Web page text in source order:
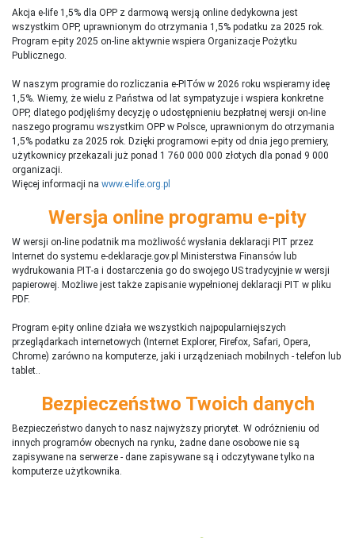
Akcja e-life 1,5% dla OPP z darmową wersją online dedykowna jest
wszystkim OPP, uprawnionym do otrzymania 1,5% podatku za 2025 rok.
Program e-pity 2025 on-line aktywnie wspiera Organizacje Pożytku
Publicznego.
W naszym programie do rozliczania e-PITów w 2026 roku wspieramy ideę
1,5%. Wiemy, że wielu z Państwa od lat sympatyzuje i wspiera konkretne
OPP, dlatego podjęliśmy decyzję o udostępnieniu bezpłatnej wersji on-line
naszego programu wszystkim OPP w Polsce, uprawnionym do otrzymania
1,5% podatku za 2025 rok. Dzięki programowi e-pity od dnia jego premiery,
użytkownicy przekazali już ponad 1 760 000 000 złotych dla ponad 9 000
organizacji.
Więcej informacji na www.e-life.org.pl
Wersja online programu e-pity
W wersji on-line podatnik ma możliwość wysłania deklaracji PIT przez
Internet do systemu e-deklaracje.gov.pl Ministerstwa Finansów lub
wydrukowania PIT-a i dostarczenia go do swojego US tradycyjnie w wersji
papierowej. Możliwe jest także zapisanie wypełnionej deklaracji PIT w pliku
PDF.
Program e-pity online działa we wszystkich najpopularniejszych
przeglądarkach internetowych (Internet Explorer, Firefox, Safari, Opera,
Chrome) zarówno na komputerze, jaki i urządzeniach mobilnych - telefon lub
tablet..
Bezpieczeństwo Twoich danych
Bezpieczeństwo danych to nasz najwyższy priorytet. W odróżnieniu od
innych programów obecnych na rynku, żadne dane osobowe nie są
zapisywane na serwerze - dane zapisywane są i odczytywane tylko na
komputerze użytkownika.